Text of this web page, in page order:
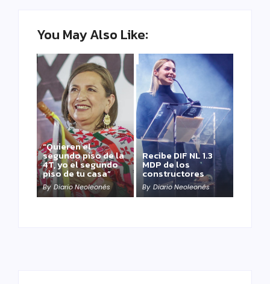
You May Also Like:
“Quieren el
segundo piso de la
4T, yo el segundo
piso de tu casa”
By Diario Neoleonés
Recibe DIF NL 1.3
MDP de los
constructores
By Diario Neoleonés